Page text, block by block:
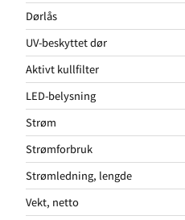
Dørlås
UV-beskyttet dør
Aktivt kullfilter
LED-belysning
Strøm
Strømforbruk
Strømledning, lengde
Vekt, netto